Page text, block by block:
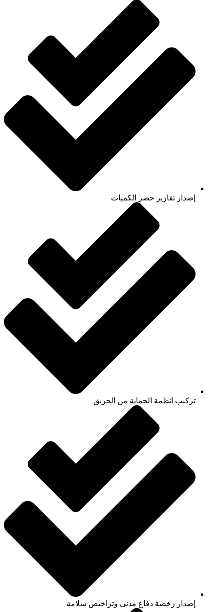
إصدار تقارير حصر الكميات
تركيب انظمة الحماية من الحريق
إصدار رخصة دفاع مدني وتراخيص سلامة